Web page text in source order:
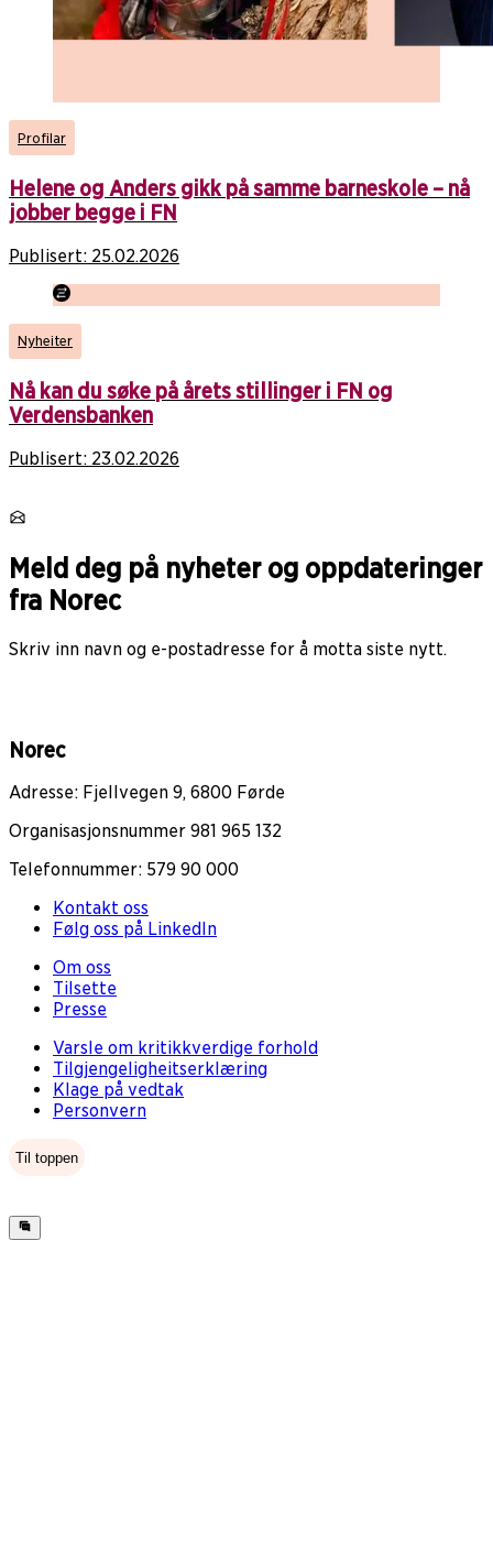
Profilar
Helene og Anders gikk på samme barneskole – nå
jobber begge i FN
Publisert: 25.02.2026
Nyheiter
Nå kan du søke på årets stillinger i FN og
Verdensbanken
Publisert: 23.02.2026
Meld deg på nyheter og oppdateringer
fra Norec
Skriv inn navn og e-postadresse for å motta siste nytt.
Norec
Adresse: Fjellvegen 9, 6800 Førde
Organisasjonsnummer 981 965 132
Telefonnummer: 579 90 000
Kontakt oss
Følg oss på LinkedIn
Om oss
Tilsette
Presse
Varsle om kritikkverdige forhold
Tilgjengeligheitserklæring
Klage på vedtak
Personvern
Til toppen